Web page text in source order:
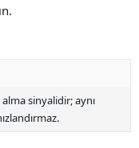
sinyalidir; aynı